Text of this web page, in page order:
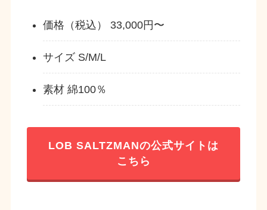
価格（税込） 33,000円〜
サイズ S/M/L
素材 綿100％
LOB SALTZMANの公式サイトは
こちら